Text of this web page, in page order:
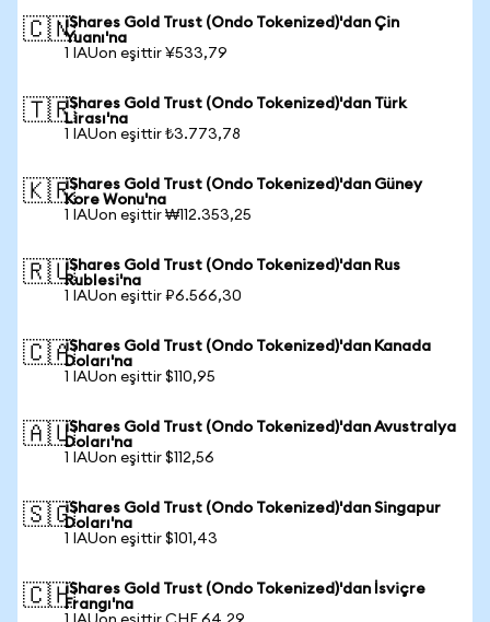
🇨🇳iShares Gold Trust (Ondo Tokenized)'dan Çin
Yuanı'na
1 IAUon eşittir ¥533,79
🇹🇷iShares Gold Trust (Ondo Tokenized)'dan Türk
Lirası'na
1 IAUon eşittir ₺3.773,78
🇰🇷iShares Gold Trust (Ondo Tokenized)'dan Güney
Kore Wonu'na
1 IAUon eşittir ₩112.353,25
🇷🇺iShares Gold Trust (Ondo Tokenized)'dan Rus
Rublesi'na
1 IAUon eşittir ₽6.566,30
🇨🇦iShares Gold Trust (Ondo Tokenized)'dan Kanada
Doları'na
1 IAUon eşittir $110,95
🇦🇺iShares Gold Trust (Ondo Tokenized)'dan Avustralya
Doları'na
1 IAUon eşittir $112,56
🇸🇬iShares Gold Trust (Ondo Tokenized)'dan Singapur
Doları'na
1 IAUon eşittir $101,43
🇨🇭iShares Gold Trust (Ondo Tokenized)'dan İsviçre
Frangı'na